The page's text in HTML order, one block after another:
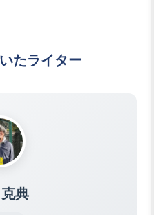
たライター
典